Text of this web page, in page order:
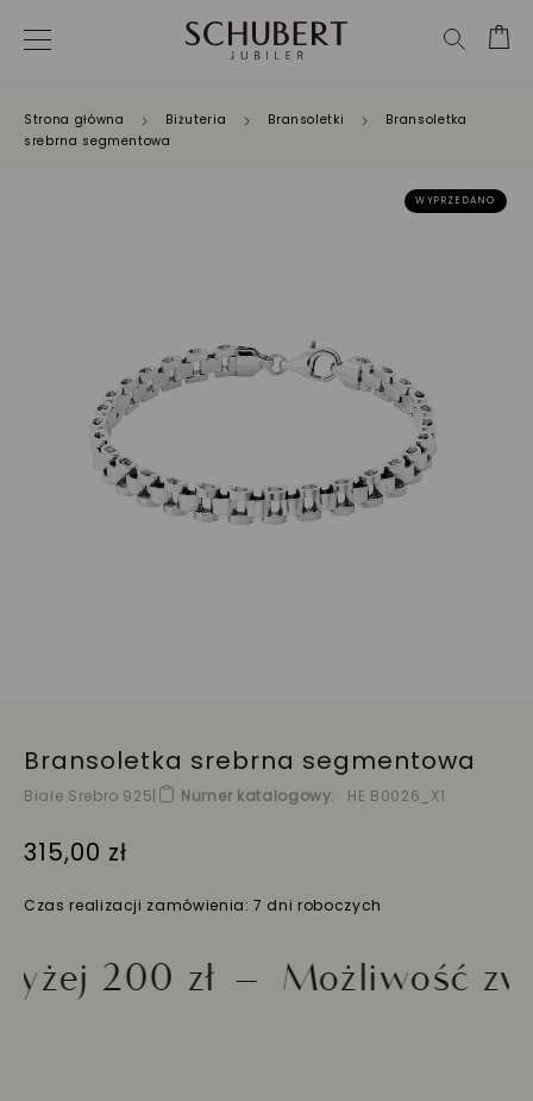
Strona główna Biżuteria Bransoletki
Bransoletka
srebrna segmentowa
WYPRZEDANO
Bransoletka srebrna segmentowa
Białe Srebro 925| Numer katalogowy HE B0026_X1
315,00 zł
Czas realizacji zamówienia: 7 dni roboczych
zł Możliwość zwrotu